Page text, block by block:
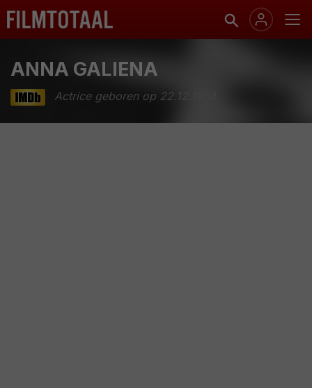
ANNA GALIENA
Actrice geboren op 22.12.1954